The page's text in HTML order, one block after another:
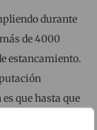
durante
de 4000
estancamiento.
que hasta que